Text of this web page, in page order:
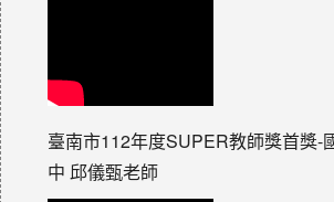
臺南市112年度SUPER教師獎首獎-
中 邱儀甄老師